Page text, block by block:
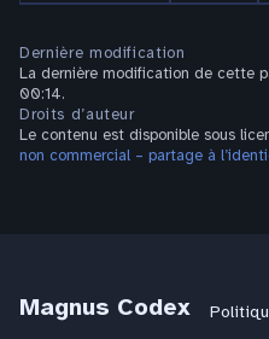
Dernière modification
La dernière modification de cette
00:14.
Droits d’auteur
Le contenu est disponible sous
non commercial – partage à
Magnus Codex